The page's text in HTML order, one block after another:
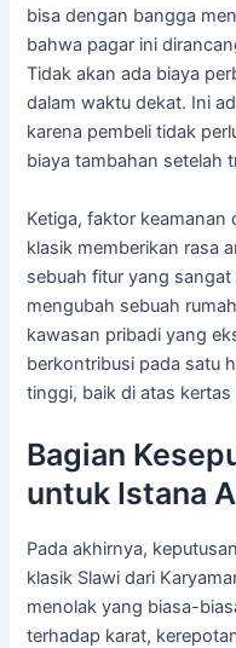
bisa dengan bangga
bahwa pagar ini
Tidak akan ada biaya
dalam waktu dekat. Ini
karena pembeli tidak
biaya tambahan setelah
Ketiga, faktor keamanan
klasik memberikan rasa
sebuah fitur yang
mengubah sebuah
kawasan pribadi yang
berkontribusi pada satu
tinggi, baik di atas kertas
Bagian
untuk Istana
Pada akhirnya,
klasik Slawi dari
menolak yang biasa-
terhadap karat,